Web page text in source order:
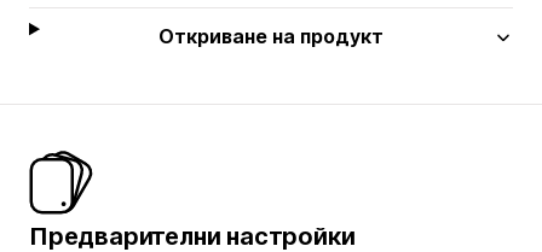
Откриване на продукт
Предварителни настройки